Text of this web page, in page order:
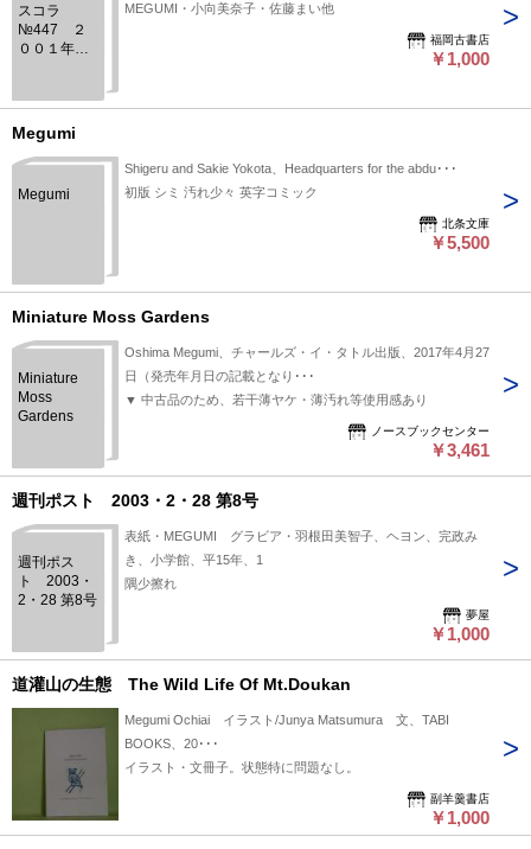
スコラ
№447 ２
００１年１
MEGUMI・小向美奈子・佐藤まい他
福岡古書店
￥1,000
Megumi
Megumi
Shigeru and Sakie Yokota、Headquarters for the abdu･･･
初版 シミ 汚れ少々 英字コミック
北条文庫
￥5,500
Miniature Moss Gardens
Miniature
Moss
Gardens
Oshima Megumi、チャールズ・イ・タトル出版、2017年4月27
日（発売年月日の記載となり･･･
▼ 中古品のため、若干薄ヤケ・薄汚れ等使用感あり
ノースブックセンター
￥3,461
週刊ポスト 2003・2・28 第8号
週刊ポス
ト 2003・
2・28 第8号
表紙・MEGUMI グラビア・羽根田美智子、ヘヨン、完政み
き、小学館、平15年、1
隅少擦れ
夢屋
￥1,000
道灌山の生態 The Wild Life Of Mt.Doukan
Megumi Ochiai イラスト/Junya Matsumura 文、TABI
BOOKS、20･･･
イラスト・文冊子。状態特に問題なし。
副羊羹書店
￥1,000